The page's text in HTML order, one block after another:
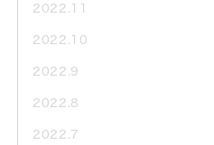
2022.11
2022.10
2022.9
2022.8
2022.7